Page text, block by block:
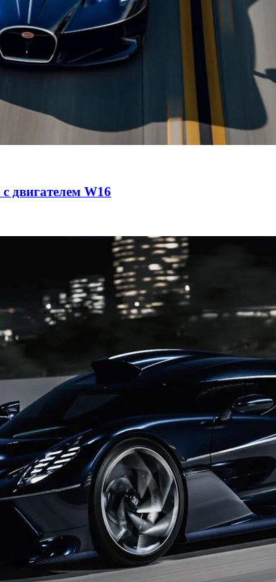
двигателем W16